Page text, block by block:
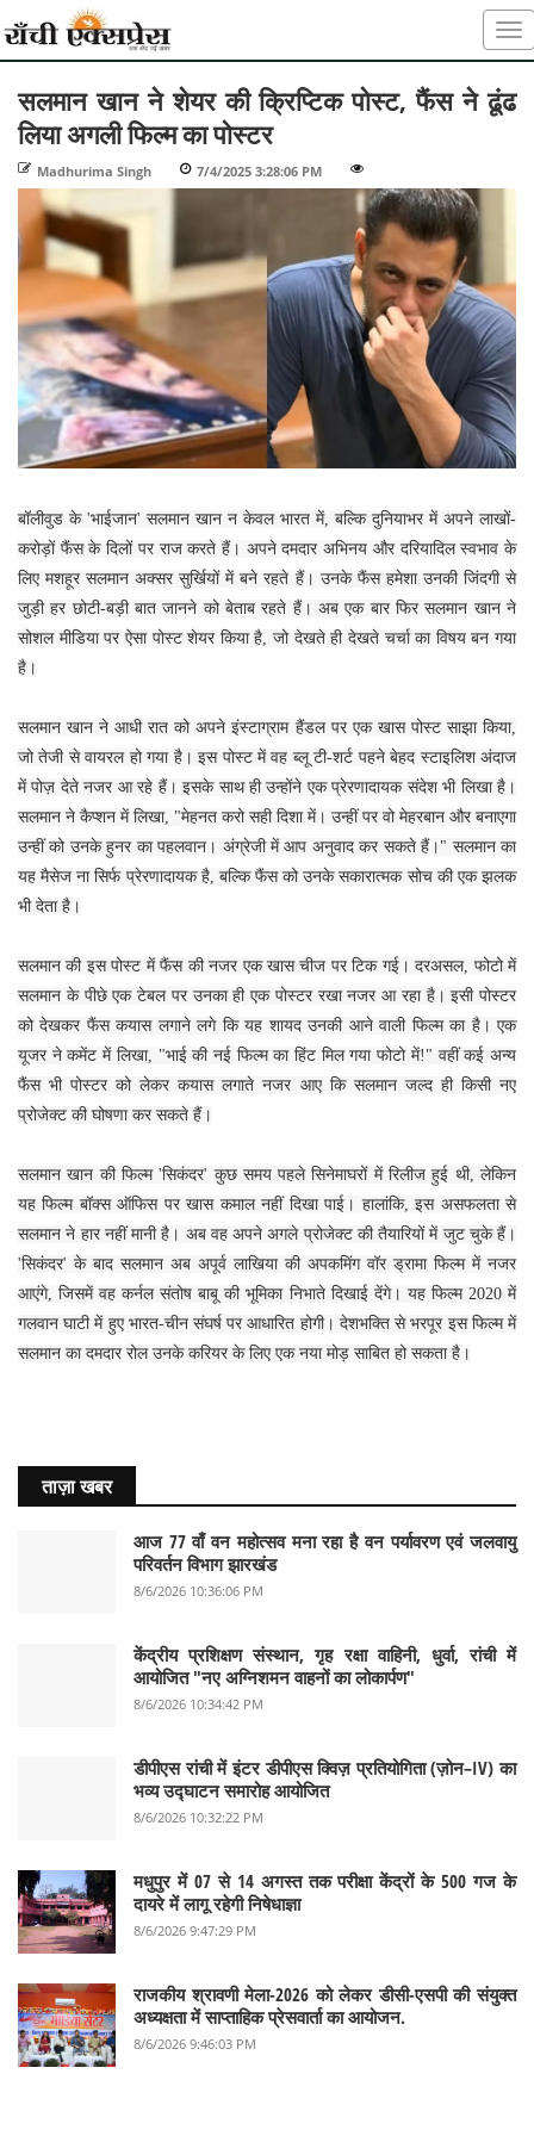
सलमान खान ने शेयर की क्रिप्टिक पोस्ट, फैंस ने ढूंढ
लिया अगली फिल्म का पोस्टर
Madhurima Singh 7/4/2025 3:28:06 PM
बॉलीवुड के 'भाईजान' सलमान खान न केवल भारत में, बल्कि दुनियाभर में अपने लाखों-
करोड़ों फैंस के दिलों पर राज करते हैं। अपने दमदार अभिनय और दरियादिल स्वभाव के
लिए मशहूर सलमान अक्सर सुर्खियों में बने रहते हैं। उनके फैंस हमेशा उनकी जिंदगी से
जुड़ी हर छोटी-बड़ी बात जानने को बेताब रहते हैं। अब एक बार फिर सलमान खान ने
सोशल मीडिया पर ऐसा पोस्ट शेयर किया है, जो देखते ही देखते चर्चा का विषय बन गया
है।
सलमान खान ने आधी रात को अपने इंस्टाग्राम हैंडल पर एक खास पोस्ट साझा किया,
जो तेजी से वायरल हो गया है। इस पोस्ट में वह ब्लू टी-शर्ट पहने बेहद स्टाइलिश अंदाज
में पोज़ देते नजर आ रहे हैं। इसके साथ ही उन्होंने एक प्रेरणादायक संदेश भी लिखा है।
सलमान ने कैप्शन में लिखा, "मेहनत करो सही दिशा में। उन्हीं पर वो मेहरबान और बनाएगा
उन्हीं को उनके हुनर का पहलवान। अंग्रेजी में आप अनुवाद कर सकते हैं।" सलमान का
यह मैसेज ना सिर्फ प्रेरणादायक है, बल्कि फैंस को उनके सकारात्मक सोच की एक झलक
भी देता है।
सलमान की इस पोस्ट में फैंस की नजर एक खास चीज पर टिक गई। दरअसल, फोटो में
सलमान के पीछे एक टेबल पर उनका ही एक पोस्टर रखा नजर आ रहा है। इसी पोस्टर
को देखकर फैंस कयास लगाने लगे कि यह शायद उनकी आने वाली फिल्म का है। एक
यूजर ने कमेंट में लिखा, "भाई की नई फिल्म का हिंट मिल गया फोटो में!" वहीं कई अन्य
फैंस भी पोस्टर को लेकर कयास लगाते नजर आए कि सलमान जल्द ही किसी नए
प्रोजेक्ट की घोषणा कर सकते हैं।
सलमान खान की फिल्म 'सिकंदर' कुछ समय पहले सिनेमाघरों में रिलीज हुई थी, लेकिन
यह फिल्म बॉक्स ऑफिस पर खास कमाल नहीं दिखा पाई। हालांकि, इस असफलता से
सलमान ने हार नहीं मानी है। अब वह अपने अगले प्रोजेक्ट की तैयारियों में जुट चुके हैं।
'सिकंदर' के बाद सलमान अब अपूर्व लाखिया की अपकमिंग वॉर ड्रामा फिल्म में नजर
आएंगे, जिसमें वह कर्नल संतोष बाबू की भूमिका निभाते दिखाई देंगे। यह फिल्म 2020 में
गलवान घाटी में हुए भारत-चीन संघर्ष पर आधारित होगी। देशभक्ति से भरपूर इस फिल्म में
सलमान का दमदार रोल उनके करियर के लिए एक नया मोड़ साबित हो सकता है।
ताज़ा खबर
आज 77 वाँ वन महोत्सव मना रहा है वन पर्यावरण एवं जलवायु
परिवर्तन विभाग झारखंड
8/6/2026 10:36:06 PM
केंद्रीय प्रशिक्षण संस्थान, गृह रक्षा वाहिनी, धुर्वा, रांची में
आयोजित "नए अग्निशमन वाहनों का लोकार्पण"
8/6/2026 10:34:42 PM
डीपीएस रांची में इंटर डीपीएस क्विज़ प्रतियोगिता (ज़ोन–IV) का
भव्य उद्घाटन समारोह आयोजित
8/6/2026 10:32:22 PM
मधुपुर में 07 से 14 अगस्त तक परीक्षा केंद्रों के 500 गज के
दायरे में लागू रहेगी निषेधाज्ञा
8/6/2026 9:47:29 PM
राजकीय श्रावणी मेला-2026 को लेकर डीसी-एसपी की संयुक्त
अध्यक्षता में साप्ताहिक प्रेसवार्ता का आयोजन.
8/6/2026 9:46:03 PM